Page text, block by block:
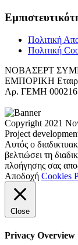
Πολιτική
Πολιτική
ΝΟΒΑΣΕΡΤ
ΕΜΠΟΡΙΚΗ
Αρ. ΓΕΜΗ
Copyright 2021
Project
Αυτός ο
βελτιώσει τη
πλοήγησης σας
Αποδοχή Cookies
Close
Privacy Overview